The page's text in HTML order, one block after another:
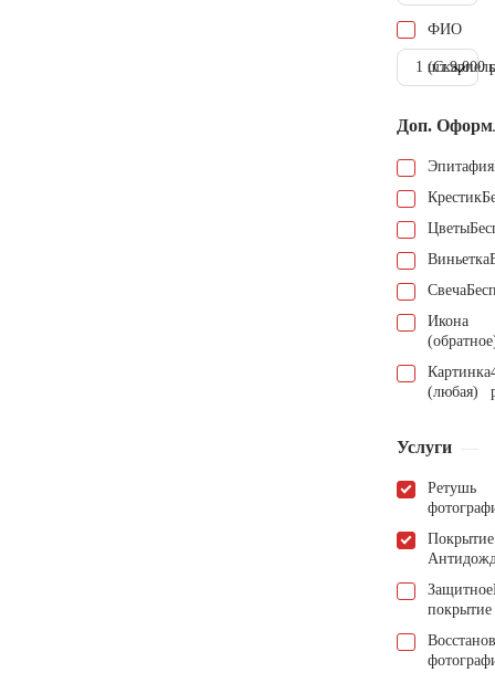
ФИО
1 шт.9.000
Доп.
Эпитафия
Крестик
Цветы
Виньетка
Свеча
Икона
Картинка
(любая)
Услуги
Ретушь
Покрытие
Защитное
покрытие